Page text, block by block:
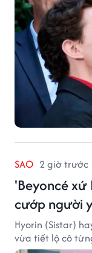
SAO 2 giờ trước
'Beyoncé xứ
cướp người
Hyorin (Sistar)
vừa tiết lộ cô